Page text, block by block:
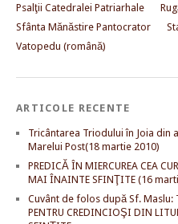
Psalţii Catedralei Patriarhale
Sfânta Mănăstire Pantocrator
Vatopedu (română)
ARTICOLE RECENTE
Tricântarea Triodului în Joia din
Marelui Post(18 martie 2010)
PREDICĂ ÎN MIERCUREA CEA
MAI ÎNAINTE SFINŢITE (16
Cuvânt de folos după Sf. Maslu:
PENTRU CREDINCIOŞI DIN